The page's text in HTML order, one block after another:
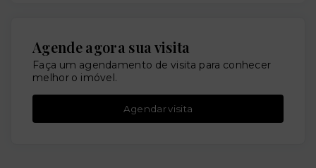
Agende agora sua visita
Faça um agendamento de visita para conhecer
melhor o imóvel.
Agendar visita